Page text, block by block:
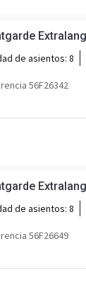
de asientos: 8
56F26342
de asientos: 8
56F26649